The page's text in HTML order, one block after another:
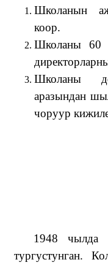
Школанын
коор.
Школаны 60
Школаны
аразындан
чоруур
1948
тургустунган.